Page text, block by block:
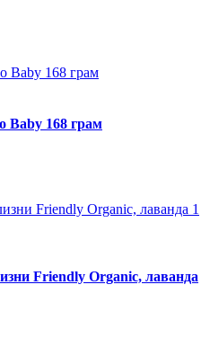
Baby 168 грам
Friendly Organic, лаванда